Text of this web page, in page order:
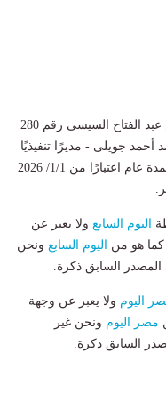
نشرت الجريدة الرسمية قرار السيد الرئيس عبد الفتاح السيسى رقم 280
أحمد أحمد جويلى - مديرًا تنفيذيًا
للأكاديمية الوطنية لتدريب وتأهيل الشباب - لمدة عام اعتبارًا من 1/1/ 2026
اليوم السابع ولا يعبر عن
كما هو من اليوم السابع ونحن
السابق ذكرة.
اليوم ولا يعبر عن وجهة
مصر اليوم ونحن غير
السابق ذكرة.